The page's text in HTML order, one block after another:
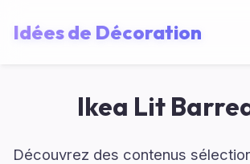
Idées de Décoration
Ikea Lit
Découvrez des contenus